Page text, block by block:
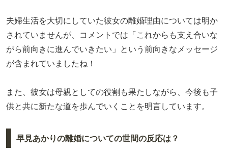
夫婦生活を大切にしていた彼女の離婚理由については明か
されていませんが、コメントでは「これからも支え合いな
がら前向きに進んでいきたい」という前向きなメッセージ
が含まれていましたね！
また、彼女は母親としての役割も果たしながら、今後も子
供と共に新たな道を歩んでいくことを明言しています。
早見あかりの離婚についての世間の反応は？